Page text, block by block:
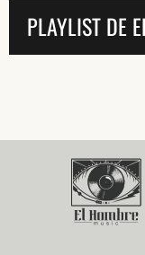
PLAYLIST DE